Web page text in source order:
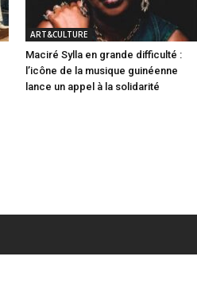
ART&CULTURE
Maciré Sylla en grande difficulté :
l’icône de la musique guinéenne
lance un appel à la solidarité